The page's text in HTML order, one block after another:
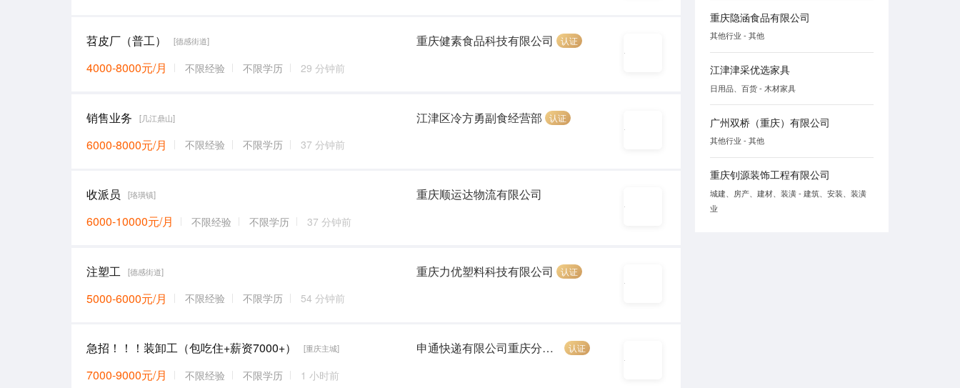
苕皮厂（普工） [德感街道]
4000-8000元/月 不限经验 不限学历 29 分钟前
重庆健素食品科技有限公司 认证
销售业务 [几江鼎山]
6000-8000元/月 不限经验 不限学历 37 分钟前
江津区冷方勇副食经营部 认证
收派员 [珞璜镇]
6000-10000元/月 不限经验 不限学历 37 分钟前
重庆顺运达物流有限公司
注塑工 [德感街道]
5000-6000元/月 不限经验 不限学历 54 分钟前
重庆力优塑料科技有限公司 认证
急招！！！装卸工（包吃住+薪资7000+） [重庆主城]
7000-9000元/月 不限经验 不限学历 1 小时前
申通快递有限公司重庆分公司 认证
重庆隐涵食品有限公司
其他行业 - 其他
江津津采优选家具
日用品、百货 - 木材家具
广州双桥（重庆）有限公司
其他行业 - 其他
重庆钊源装饰工程有限公司
城建、房产、建材、装潢 - 建筑、安装、装潢
业